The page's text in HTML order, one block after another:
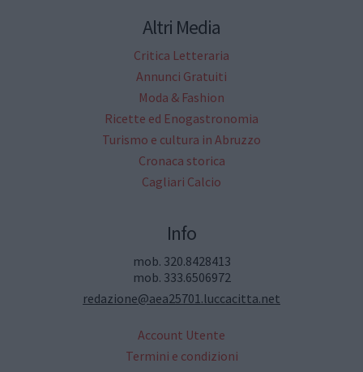
Altri Media
Critica Letteraria
Annunci Gratuiti
Moda & Fashion
Ricette ed Enogastronomia
Turismo e cultura in Abruzzo
Cronaca storica
Cagliari Calcio
Info
mob. 320.8428413
mob. 333.6506972
redazione@aea25701.luccacitta.net
Account Utente
Termini e condizioni